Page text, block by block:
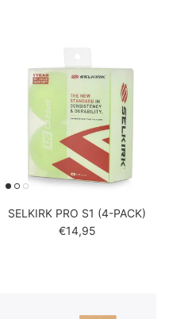
SELKIRK PRO S1 (4-PACK)
Reguliere prijs
€14,95